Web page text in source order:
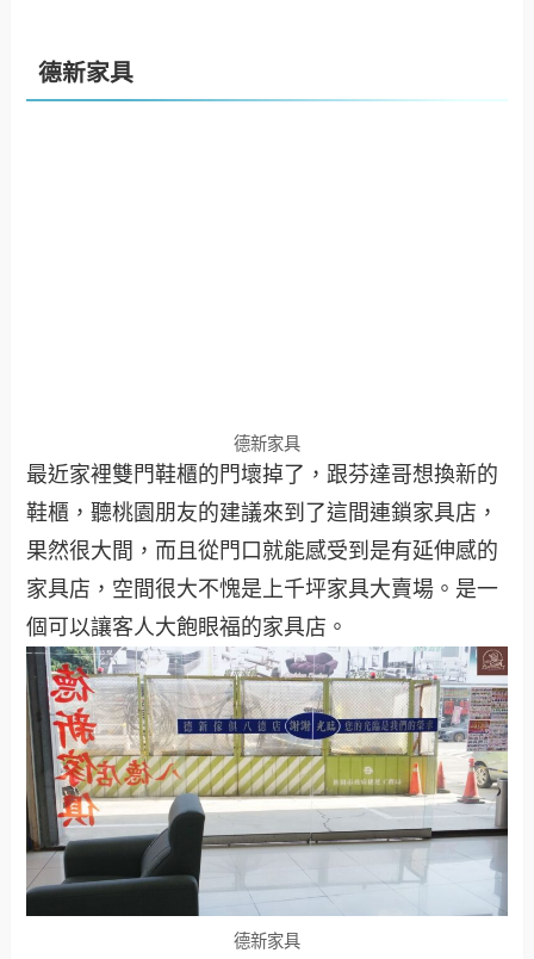
德新家具
德新家具
最近家裡雙門鞋櫃的門壞掉了，跟芬達哥想換新的
鞋櫃，聽桃園朋友的建議來到了這間連鎖家具店，
果然很大間，而且從門口就能感受到是有延伸感的
家具店，空間很大不愧是上千坪家具大賣場。是一
個可以讓客人大飽眼福的家具店。
德新家具